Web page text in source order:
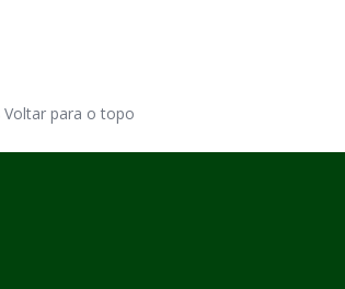
Voltar para o topo